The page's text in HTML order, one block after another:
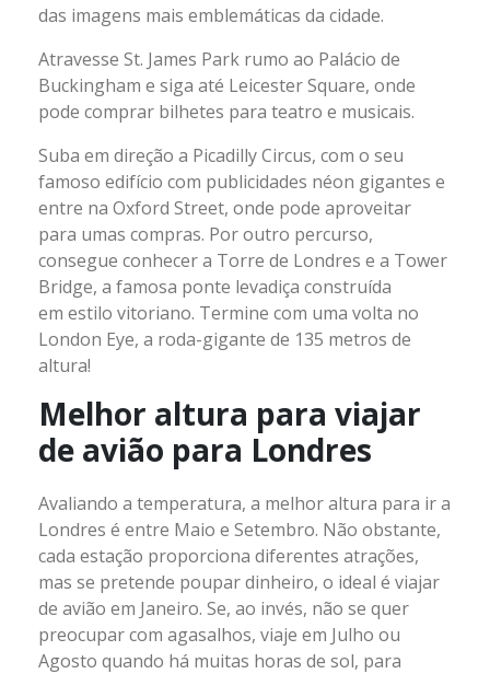
das imagens mais emblemáticas da cidade.
Atravesse St. James Park rumo ao Palácio de
Buckingham e siga até Leicester Square, onde
pode comprar bilhetes para teatro e musicais.
Suba em direção a Picadilly Circus, com o seu
famoso edifício com publicidades néon gigantes e
entre na Oxford Street, onde pode aproveitar
para umas compras. Por outro percurso,
consegue conhecer a Torre de Londres e a Tower
Bridge, a famosa ponte levadiça construída
em estilo vitoriano. Termine com uma volta no
London Eye, a roda-gigante de 135 metros de
altura!
Melhor altura para viajar
de avião para Londres
Avaliando a temperatura, a melhor altura para ir a
Londres é entre Maio e Setembro. Não obstante,
cada estação proporciona diferentes atrações,
mas se pretende poupar dinheiro, o ideal é viajar
de avião em Janeiro. Se, ao invés, não se quer
preocupar com agasalhos, viaje em Julho ou
Agosto quando há muitas horas de sol, para